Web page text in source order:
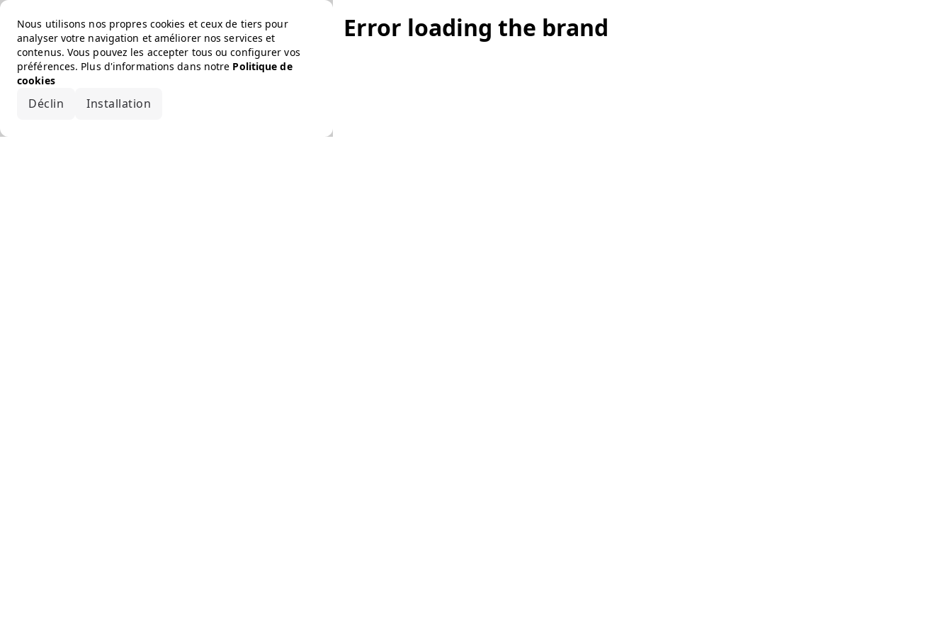
Nous utilisons nos propres cookies et ceux de tiers pour
analyser votre navigation et améliorer nos services et
contenus. Vous pouvez les accepter tous ou configurer vos
préférences. Plus d'informations dans notre Politique de
cookies
Déclin Installation
Error loading the brand